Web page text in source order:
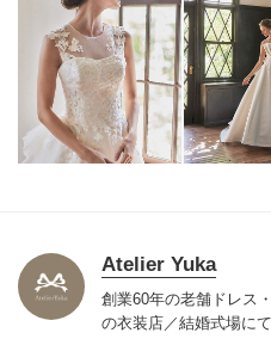
NYやミラノ・バルセロ
ドレスは全て日本人花
は1903年創業からの伝
お着物や現代の薫りを
ン。すべての花嫁さま
いさせて頂きます。
Atelier Yuka
創業60年の老舗ドレス
の衣装店／結婚式場に